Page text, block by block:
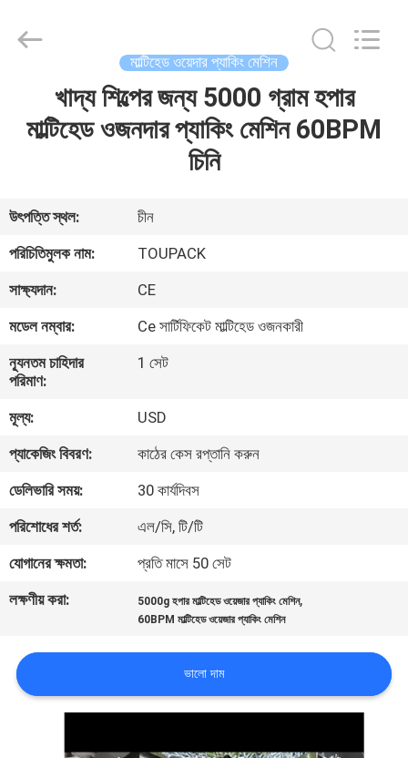
আমাদের
সম্পর্কে
ফ্যাক্টরি
ট্যুর
নিয়ন্ত্রণ
আমাদের
সাথে
যোগাযোগ
করুন
মামলা
মাল্টিহেড ওয়েদার প্যাকিং মেশিন
খাদ্য শিল্পের জন্য 5000 গ্রাম হপার
মাল্টিহেড ওজনদার প্যাকিং মেশিন 60BPM
চিনি
উৎপত্তি স্থল:
চীন
পরিচিতিমুলক নাম:
TOUPACK
সাক্ষ্যদান:
CE
মডেল নম্বার:
Ce সার্টিফিকেট মাল্টিহেড ওজনকারী
ন্যূনতম চাহিদার
পরিমাণ:
1 সেট
মূল্য:
USD
প্যাকেজিং বিবরণ:
কাঠের কেস রপ্তানি করুন
ডেলিভারি সময়:
30 কার্যদিবস
পরিশোধের শর্ত:
এল/সি, টি/টি
যোগানের ক্ষমতা:
প্রতি মাসে 50 সেট
লক্ষণীয় করা:
5000g হপার মাল্টিহেড ওয়েজার প্যাকিং মেশিন,
60BPM মাল্টিহেড ওয়েজার প্যাকিং মেশিন
ভালো দাম